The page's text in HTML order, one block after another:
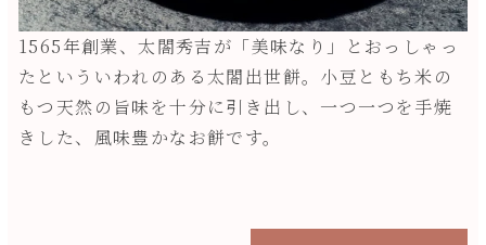
1565年創業、太閤秀吉が「美味なり」とおっしゃっ
たといういわれのある太閤出世餅。小豆ともち米の
もつ天然の旨味を十分に引き出し、一つ一つを手焼
きした、風味豊かなお餅です。